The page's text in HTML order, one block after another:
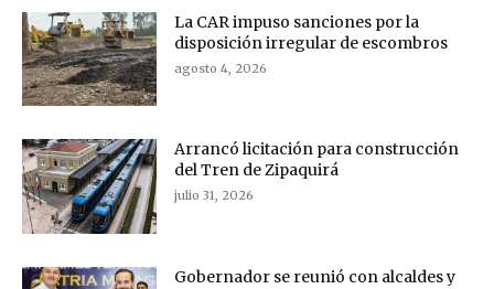
La CAR impuso sanciones por la
disposición irregular de escombros
agosto 4, 2026
Arrancó licitación para construcción
del Tren de Zipaquirá
julio 31, 2026
Gobernador se reunió con alcaldes y